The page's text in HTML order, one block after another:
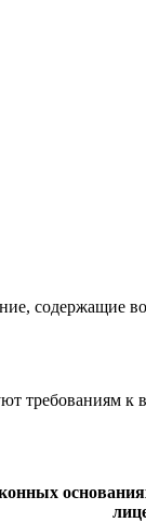
содержащие
требованиям